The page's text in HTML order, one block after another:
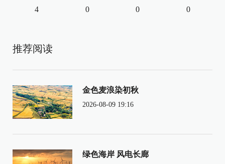
4 0 0 0
推荐阅读
金色麦浪染初秋
2026-08-09 19:16
绿色海岸 风电长廊